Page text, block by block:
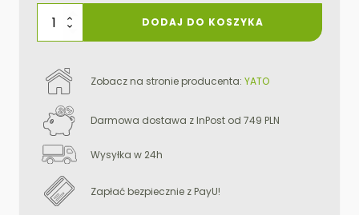
ilość
Motyczka
CHROMOWANA
280MM
DODAJ DO KOSZYKA
Zobacz na stronie producenta: YATO
Darmowa dostawa z InPost od 749 PLN
Wysyłka w 24h
Zapłać bezpiecznie z PayU!